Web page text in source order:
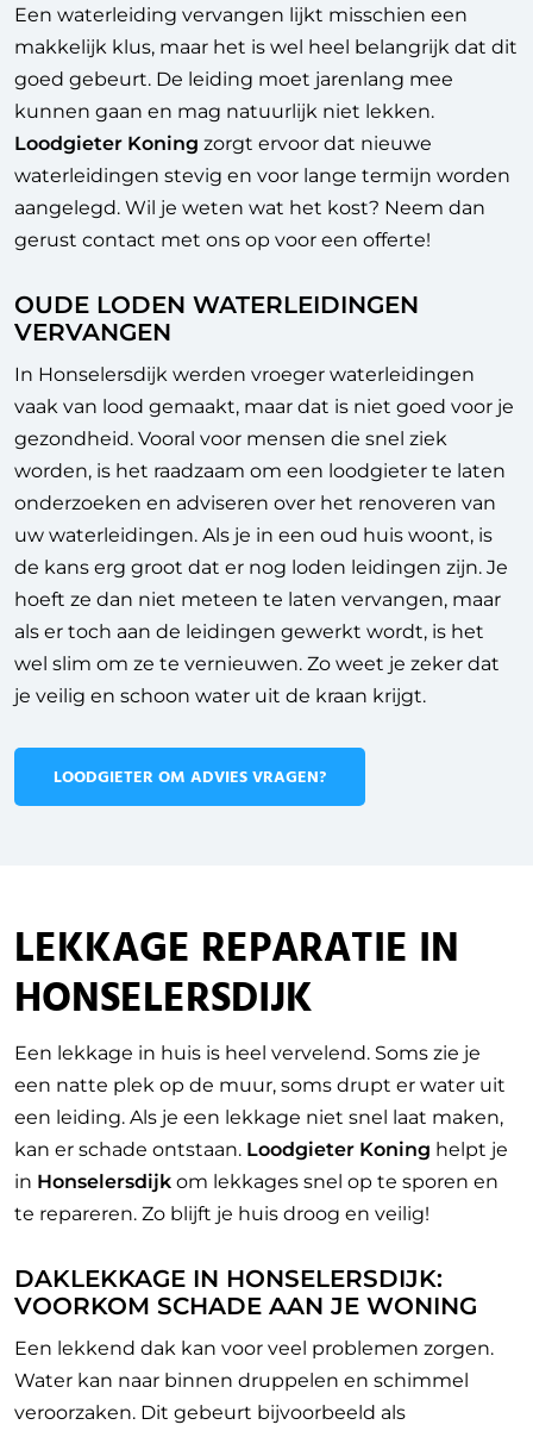
Een waterleiding vervangen lijkt misschien een
makkelijk klus, maar het is wel heel belangrijk dat dit
goed gebeurt. De leiding moet jarenlang mee
kunnen gaan en mag natuurlijk niet lekken.
Loodgieter Koning zorgt ervoor dat nieuwe
waterleidingen stevig en voor lange termijn worden
aangelegd. Wil je weten wat het kost? Neem dan
gerust contact met ons op voor een offerte!
OUDE LODEN WATERLEIDINGEN
VERVANGEN
In Honselersdijk werden vroeger waterleidingen
vaak van lood gemaakt, maar dat is niet goed voor je
gezondheid. Vooral voor mensen die snel ziek
worden, is het raadzaam om een loodgieter te laten
onderzoeken en adviseren over het renoveren van
uw waterleidingen. Als je in een oud huis woont, is
de kans erg groot dat er nog loden leidingen zijn. Je
hoeft ze dan niet meteen te laten vervangen, maar
als er toch aan de leidingen gewerkt wordt, is het
wel slim om ze te vernieuwen. Zo weet je zeker dat
je veilig en schoon water uit de kraan krijgt.
LOODGIETER OM ADVIES VRAGEN?
LEKKAGE REPARATIE IN
HONSELERSDIJK
Een lekkage in huis is heel vervelend. Soms zie je
een natte plek op de muur, soms drupt er water uit
een leiding. Als je een lekkage niet snel laat maken,
kan er schade ontstaan. Loodgieter Koning helpt je
in Honselersdijk om lekkages snel op te sporen en
te repareren. Zo blijft je huis droog en veilig!
DAKLEKKAGE IN HONSELERSDIJK:
VOORKOM SCHADE AAN JE WONING
Een lekkend dak kan voor veel problemen zorgen.
Water kan naar binnen druppelen en schimmel
veroorzaken. Dit gebeurt bijvoorbeeld als